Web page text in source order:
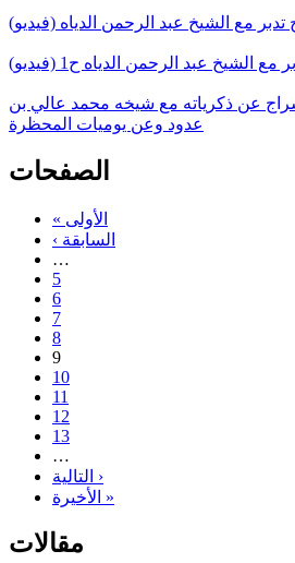
تدبر مع الشيخ عبد الرحمن الدياه (فيديو)
مع الشيخ عبد الرحمن الدياه ح1 (فيديو)
عن ذكرياته مع شيخه محمد عالي بن
عدود وعن يوميات المحظرة
الصفحات
« الأولى
‹ السابقة
…
5
6
7
8
9
10
11
12
13
…
التالية ›
الأخيرة »
مقالات